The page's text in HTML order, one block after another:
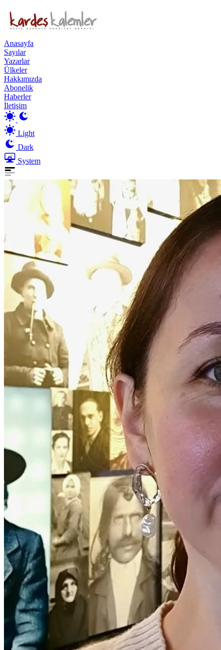
Anasayfa
Sayılar
Yazarlar
Ülkeler
Hakkımızda
Abonelik
Haberler
İletişim
Light
Dark
System